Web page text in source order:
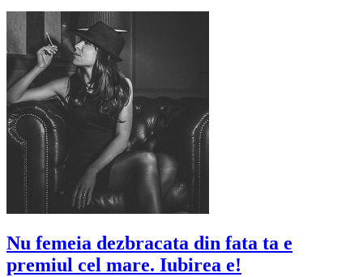
Nu femeia dezbracata din fata ta e
premiul cel mare. Iubirea e!